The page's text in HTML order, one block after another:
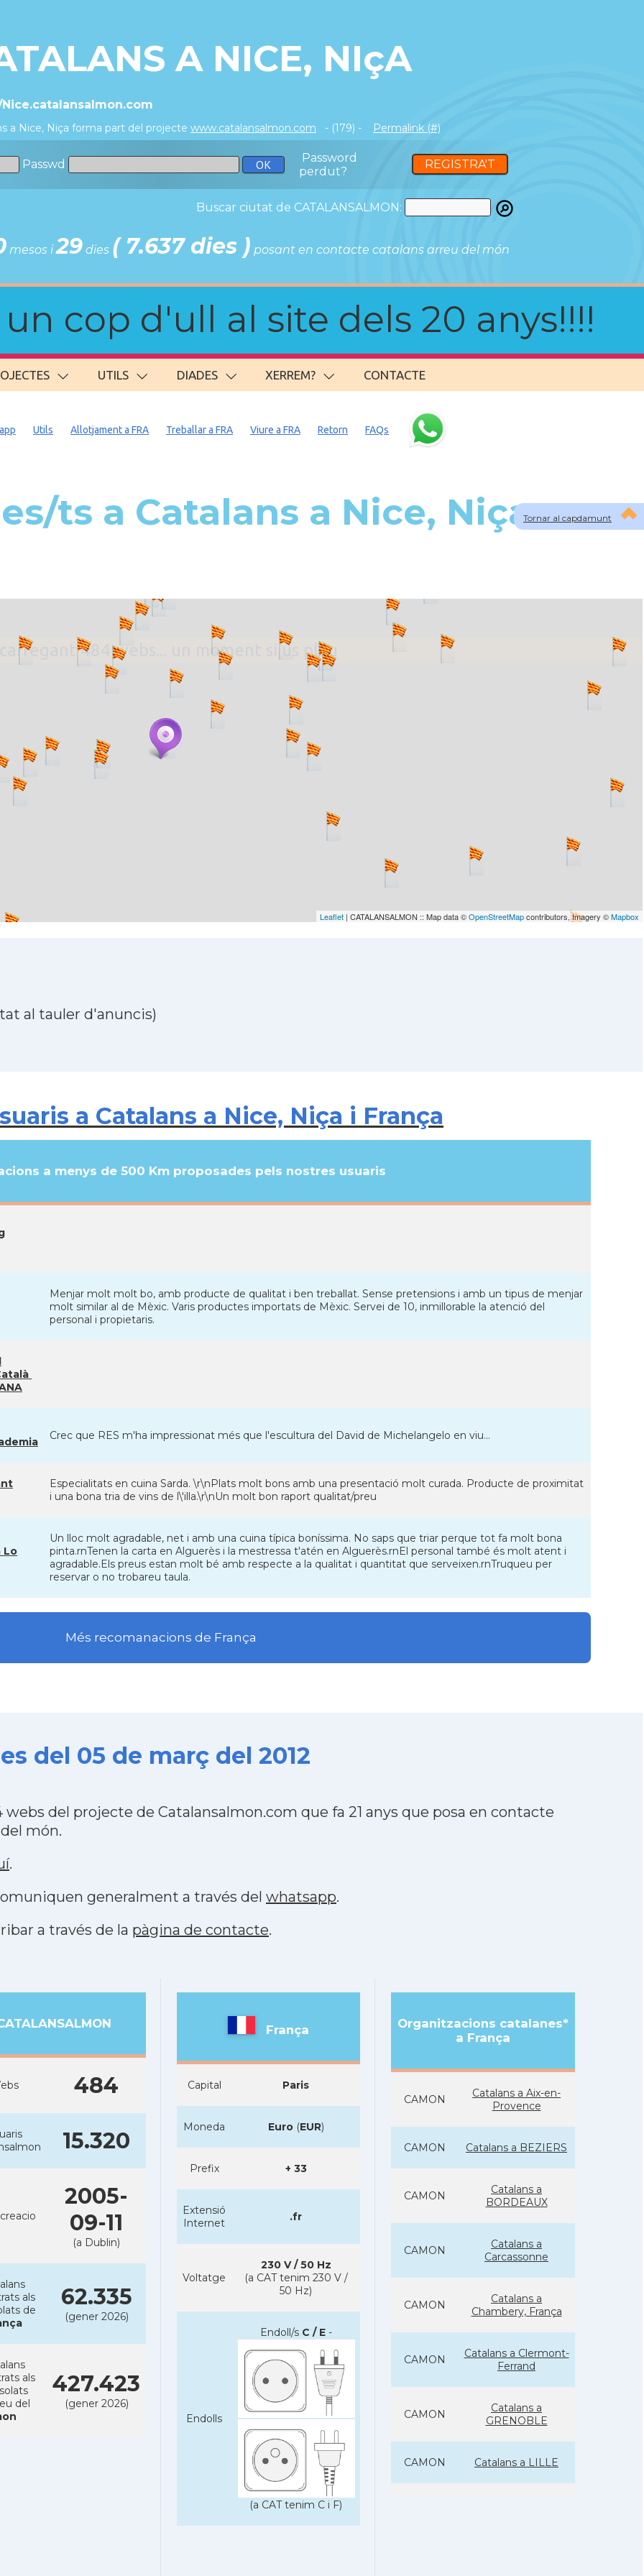
A NICE, NIçA
a Nice, Niça forma part del projecte www.catalansalmon.com - (179) - Permalink (#)
Passwd
Password
perdut?
REGISTRA'T
Buscar ciutat de CATALANSALMON:
mesos i29dies ( 7.637 dies ) posant en contacte catalans arreu del món
cop d'ull al site dels 20 anys!!!!
UTILS DIADES XERREM? CONTACTE
Tornar al capdamunt
Utils Allotjament a FRA Treballar a FRA Viure a FRA Retorn FAQs
ts a Catalans a Nice, Niça
484 webs... un moment si us plau
Leaflet | CATALANSALMON :: Map data ©OpenStreetMapcontributors, Imagery ©Mapbox
al tauler d'anuncis)
a Catalans a Nice, Niça i França
a menys de 500 Km proposades pels nostres usuaris
Menjar molt molt bo, amb producte de qualitat i ben treballat. Sense pretensions i amb un tipus de menjar
molt similar al de Mèxic. Varis productes importats de Mèxic. Servei de 10, inmillorable la atenció del
personal i propietaris.
Crec que RES m'ha impressionat més que l'escultura del David de Michelangelo en viu...
Especialitats en cuina Sarda. \r\nPlats molt bons amb una presentació molt curada. Producte de proximitat
i una bona tria de vins de l\'illa.\r\nUn molt bon raport qualitat/preu
Lo
Un lloc molt agradable, net i amb una cuina típica boníssima. No saps que triar perque tot fa molt bona
pinta.rnTenen la carta en Alguerès i la mestressa t'atén en Alguerès.rnEl personal també és molt atent i
agradable.Els preus estan molt bé amb respecte a la qualitat i quantitat que serveixen.rnTruqueu per
reservar o no trobareu taula.
Més recomanacions de França
del 05 de març del 2012
webs del projecte de Catalansalmon.com que fa 21 anys que posa en contacte
món.
.
generalment a través del whatsapp.
a través de la pàgina de contacte.
484
15.320
2005-
09-11
(a Dublin)
als
de
62.335
(gener 2026)
als
del
427.423
(gener 2026)
França
Capital Paris
Moneda Euro(EUR)
Prefix + 33
Extensió
Internet
.fr
Voltatge
230 V / 50 Hz
(a CAT tenim 230 V /
50 Hz)
Endolls
Endoll/s C / E-
(a CAT tenim C i F)
Organitzacions catalanes*
a França
CAMON
Catalans a Aix-en-
Provence
CAMON Catalans a BEZIERS
CAMON
Catalans a
BORDEAUX
CAMON
Catalans a
Carcassonne
CAMON
Catalans a
Chambery, França
CAMON
Catalans a Clermont-
Ferrand
CAMON
Catalans a
GRENOBLE
CAMON Catalans a LILLE